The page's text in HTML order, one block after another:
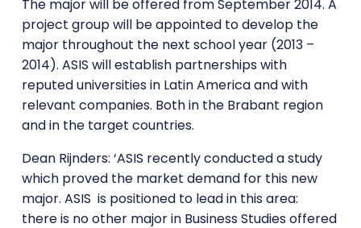
The major will be offered from September 2014. A
project group will be appointed to develop the
major throughout the next school year (2013 –
2014). ASIS will establish partnerships with
reputed universities in Latin America and with
relevant companies. Both in the Brabant region
and in the target countries.
Dean Rijnders: ‘ASIS recently conducted a study
which proved the market demand for this new
major. ASIS is positioned to lead in this area:
there is no other major in Business Studies offered